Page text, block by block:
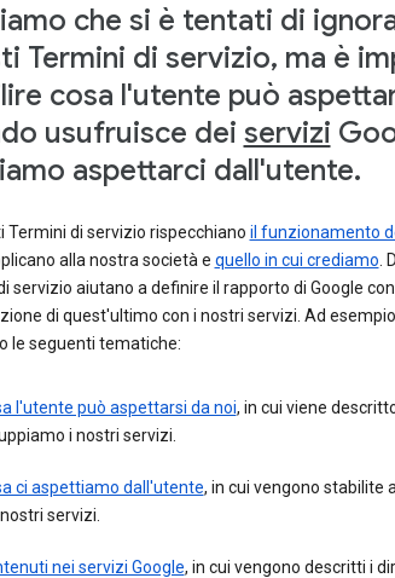
che si è tentati di
Termini di servizio, ma è
cosa l'utente può
usufruisce dei servizi
aspettarci dall'utente.
Termini di servizio rispecchiano il funzionamento
alla nostra società e quello in cui crediamo
servizio aiutano a definire il rapporto di Google
di quest'ultimo con i nostri servizi. Ad
le seguenti tematiche:
l'utente può aspettarsi da noi, in cui viene
i nostri servizi.
ci aspettiamo dall'utente, in cui vengono stabilite
servizi.
nei servizi Google, in cui vengono descritti i